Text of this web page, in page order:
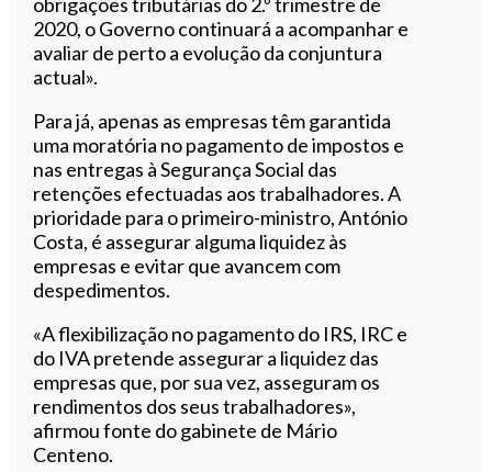
2020, o Governo continuará a acompanhar e
avaliar de perto a evolução da conjuntura
actual».
Para já, apenas as empresas têm garantida
uma moratória no pagamento de impostos e
nas entregas à Segurança Social das
retenções efectuadas aos trabalhadores. A
prioridade para o primeiro-ministro, António
Costa, é assegurar alguma liquidez às
empresas e evitar que avancem com
despedimentos.
«A flexibilização no pagamento do IRS, IRC e
do IVA pretende assegurar a liquidez das
empresas que, por sua vez, asseguram os
rendimentos dos seus trabalhadores»,
afirmou fonte do gabinete de Mário
Centeno.